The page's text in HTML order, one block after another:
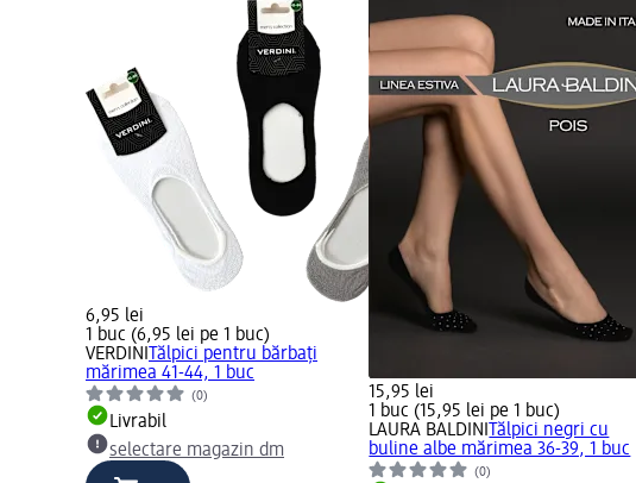
6,95 lei
1 buc (6,95 lei pe 1 buc)
VERDINI
Tălpici pentru bărbați
mărimea 41-44, 1 buc
(0)
Livrabil
selectare magazin dm
15,95 lei
1 buc (15,95 lei pe 1 buc)
LAURA BALDINI
Tălpici negri cu
buline albe mărimea 36-39, 1 buc
(0)